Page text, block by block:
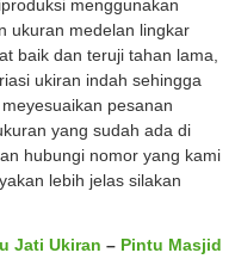
menggunakan
ukuran medelan lingkar
baik dan teruji tahan lama,
ukiran indah sehingga
pesanan
yang sudah ada di
hubungi nomor yang kami
lebih jelas silakan
Jati Ukiran – Pintu Masjid